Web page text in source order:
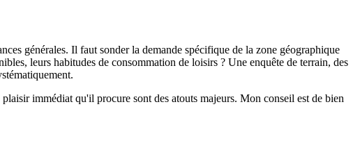
générales. Il faut sonder la demande spécifique de la zone géographique
leurs habitudes de consommation de loisirs ? Une enquête de terrain, des
immédiat qu'il procure sont des atouts majeurs. Mon conseil est de bien